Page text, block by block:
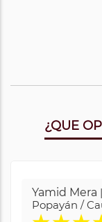
¿QUE
Yamid Mera
Popayán /